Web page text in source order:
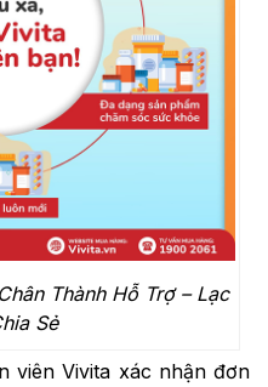
Thành Hỗ Trợ – Lạc
Sẻ
viên Vivita xác nhận đơn